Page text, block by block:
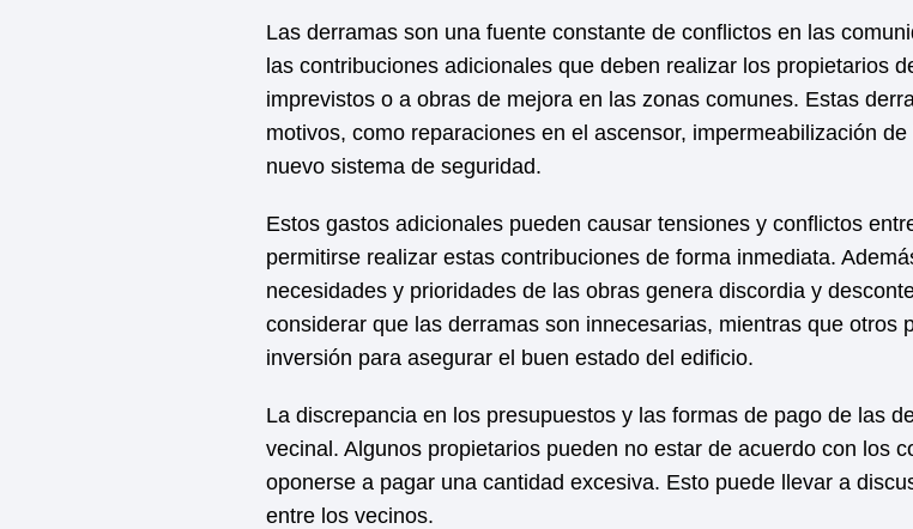
Las derramas son una fuente constante de conflictos en las
las contribuciones adicionales que deben realizar los propietarios
imprevistos o a obras de mejora en las zonas comunes. Estas
motivos, como reparaciones en el ascensor, impermeabilización
nuevo sistema de seguridad.
Estos gastos adicionales pueden causar tensiones y conflictos
permitirse realizar estas contribuciones de forma inmediata.
necesidades y prioridades de las obras genera discordia y
considerar que las derramas son innecesarias, mientras que otros
inversión para asegurar el buen estado del edificio.
La discrepancia en los presupuestos y las formas de pago de las
vecinal. Algunos propietarios pueden no estar de acuerdo con los
oponerse a pagar una cantidad excesiva. Esto puede llevar a
entre los vecinos.